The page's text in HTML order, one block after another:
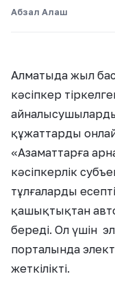
Абзал Алаш
Алматыда жыл
кәсіпкер
құжаттарды
«Азаматтарға
кәсіпкерлік
тұлғаларды
қашықтықтан
береді. Ол үшін
порталында
жеткілікті.